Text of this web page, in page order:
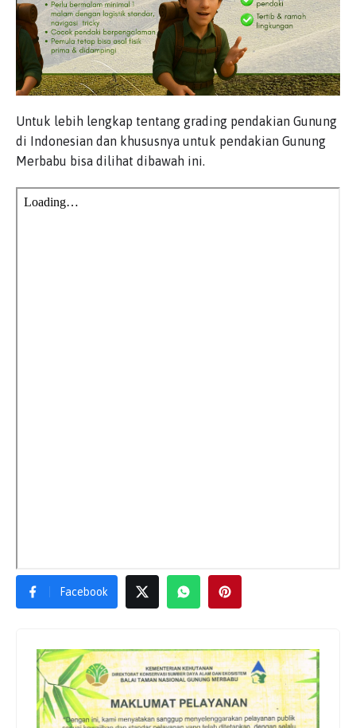
Untuk lebih lengkap tentang grading pendakian Gunung
di Indonesian dan khususnya untuk pendakian Gunung
Merbabu bisa dilihat dibawah ini.
Facebook